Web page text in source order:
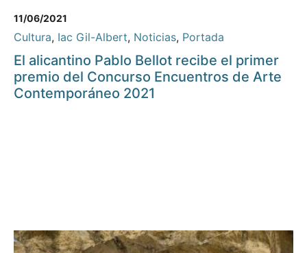
11/06/2021
Cultura, Iac Gil-Albert, Noticias, Portada
El alicantino Pablo Bellot recibe el primer
premio del Concurso Encuentros de Arte
Contemporáneo 2021